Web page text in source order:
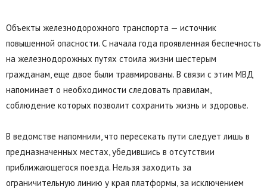
Объекты железнодорожного транспорта — источник
повышенной опасности. С начала года проявленная беспечность
на железнодорожных путях стоила жизни шестерым
гражданам, еще двое были травмированы. В связи с этим МВД
напоминает о необходимости следовать правилам,
соблюдение которых позволит сохранить жизнь и здоровье.
В ведомстве напомнили, что пересекать пути следует лишь в
предназначенных местах, убедившись в отсутствии
приближающегося поезда. Нельзя заходить за
ограничительную линию у края платформы, за исключением